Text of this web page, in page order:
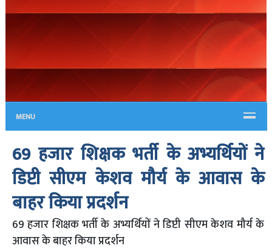
MENU
69 हजार शिक्षक भर्ती के अभ्यर्थियों ने
डिप्टी सीएम केशव मौर्य के आवास के
बाहर किया प्रदर्शन
69 हजार शिक्षक भर्ती के अभ्यर्थियों ने डिप्टी सीएम केशव मौर्य के
आवास के बाहर किया प्रदर्शन